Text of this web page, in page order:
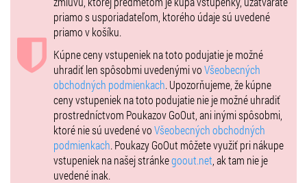
autorka a klaviristka.
Zažite neopakovateľnú, predvianočne ladenú show
QUARTET so špeciálnym hosťom Lenkou Filipovouv ikonickom
prostredí
Štúdia L+S v Bratislave, 21. novembra 2025.
https://www.youtube.com/watch?v=BRLxAkN_f5k
priamo s usporiadateľom, ktorého údaje sú uvedené
priamo v košíku.
Kúpne ceny vstupeniek na toto podujatie je možné
uhradiť len spôsobmi uvedenými voVšeobecných
obchodných podmienkach. Upozorňujeme, že kúpne
ceny vstupeniek na toto podujatie nie je možné uhradiť
prostredníctvom Poukazov GoOut, ani inými spôsobmi,
ktoré nie sú uvedené voVšeobecných obchodných
podmienkach. Poukazy GoOut môžete využiť pri nákupe
vstupeniek na našej stránkegoout.net , ak tam nie je
uvedené inak.